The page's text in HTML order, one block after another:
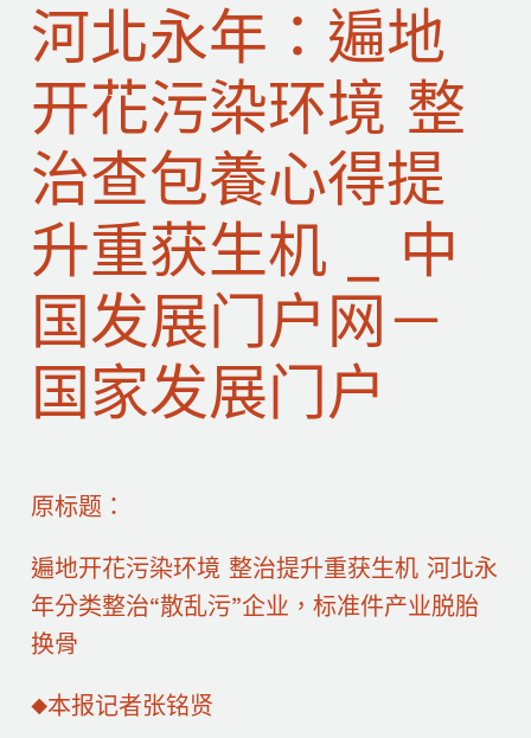
河北永年：遍地
开花污染环境 整
治查包養心得提
升重获生机 _ 中
国发展门户网－
国家发展门户
原标题：
遍地开花污染环境 整治提升重获生机 河北永
年分类整治“散乱污”企业，标准件产业脱胎
换骨
◆本报记者张铭贤